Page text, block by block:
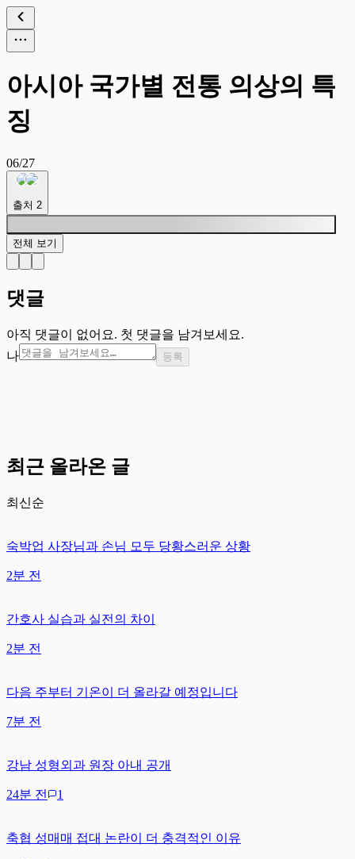
아시아 국가별 전통 의상의 특
징
06/27
출처 2
전체 보기
댓글
아직 댓글이 없어요. 첫 댓글을 남겨보세요.
나
등록
최근 올라온 글
최신순
숙박업 사장님과 손님 모두 당황스러운 상황
2분 전
간호사 실습과 실전의 차이
2분 전
다음 주부터 기온이 더 올라갈 예정입니다
7분 전
강남 성형외과 원장 아내 공개
24분 전 1
축협 성매매 접대 논란이 더 충격적인 이유